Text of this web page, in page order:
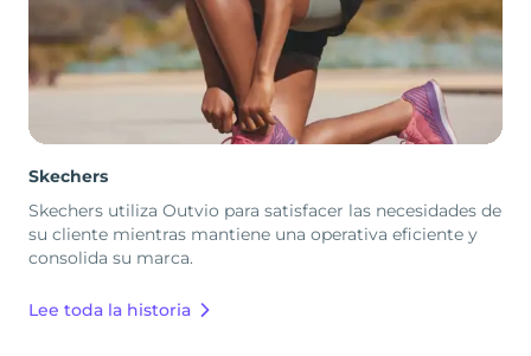
Skechers
Skechers utiliza Outvio para satisfacer las necesidades de
su cliente mientras mantiene una operativa eficiente y
consolida su marca.
Lee toda la historia